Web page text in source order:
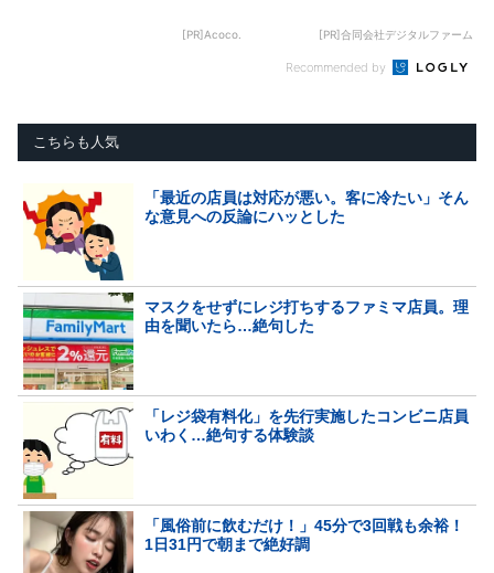
[PR]Acoco. [PR]合同会社デジタルファーム
Recommended by
こちらも人気
「最近の店員は対応が悪い。客に冷たい」そん
な意見への反論にハッとした
マスクをせずにレジ打ちするファミマ店員。理
由を聞いたら…絶句した
「レジ袋有料化」を先行実施したコンビニ店員
いわく…絶句する体験談
「風俗前に飲むだけ！」45分で3回戦も余裕！
1日31円で朝まで絶好調